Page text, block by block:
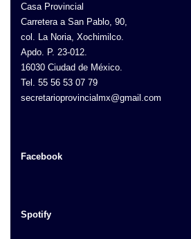
Casa Provincial
Carretera a San Pablo, 90,
col. La Noria, Xochimilco.
Apdo. P. 23-012.
16030 Ciudad de México.
Tel. 55 56 53 07 79
secretarioprovincialmx@gmail.com
Facebook
Spotify